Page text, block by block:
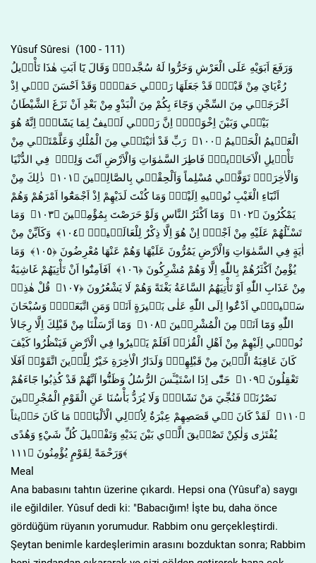
Yûsuf Sûresi (100 - 111)
وَرَفَعَ اَبَوَيْهِ عَلَى الْعَرْشِ وَخَرُّوا لَهُ سُجَّداًۚ وَقَالَ يَٓا اَبَتِ هٰذَا تَأْو۪يلُ
رُءْيَايَ مِنْ قَبْلُۘ قَدْ جَعَلَهَا رَبّ۪ي حَقاًّۜ وَقَدْ اَحْسَنَ ب۪ٓي اِذْ
اَخْرَجَن۪ي مِنَ السِّجْنِ وَجَٓاءَ بِكُمْ مِنَ الْبَدْوِ مِنْ بَعْدِ اَنْ نَزَغَ الشَّيْطَانُ
بَيْن۪ي وَبَيْنَ اِخْوَت۪يۜ اِنَّ رَبّ۪ي لَط۪يفٌ لِمَا يَشَٓاءُۜ اِنَّهُ هُوَ
الْعَل۪يمُ الْحَك۪يمُ ﴿١٠٠﴾ رَبِّ قَدْ اٰتَيْتَن۪ي مِنَ الْمُلْكِ وَعَلَّمْتَن۪ي مِنْ
تَأْو۪يلِ الْاَحَاد۪يثِۚ فَاطِرَ السَّمٰوَاتِ وَالْاَرْضِ اَنْتَ وَلِيّ۪ فِي الدُّنْيَا
وَالْاٰخِرَةِۚ تَوَفَّن۪ي مُسْلِماً وَاَلْحِقْن۪ي بِالصَّالِح۪ينَ ﴿١٠١﴾ ذٰلِكَ مِنْ
اَنْبَٓاءِ الْغَيْبِ نُوح۪يهِ اِلَيْكَۚ وَمَا كُنْتَ لَدَيْهِمْ اِذْ اَجْمَعُٓوا اَمْرَهُمْ وَهُمْ
يَمْكُرُونَ ﴿١٠٢﴾ وَمَٓا اَكْثَرُ النَّاسِ وَلَوْ حَرَصْتَ بِمُؤْمِن۪ينَ ﴿١٠٣﴾ وَمَا
تَسْـَٔلُهُمْ عَلَيْهِ مِنْ اَجْرٍۜ اِنْ هُوَ اِلَّا ذِكْرٌ لِلْعَالَم۪ينَ۟ ﴿١٠٤﴾ وَكَاَيِّنْ مِنْ
اٰيَةٍ فِي السَّمٰوَاتِ وَالْاَرْضِ يَمُرُّونَ عَلَيْهَا وَهُمْ عَنْهَا مُعْرِضُونَ ﴿١٠٥﴾ وَمَا
يُؤْمِنُ اَكْثَرُهُمْ بِاللّٰهِ اِلَّا وَهُمْ مُشْرِكُونَ ﴿١٠٦﴾ اَفَاَمِنُٓوا اَنْ تَأْتِيَهُمْ غَاشِيَةٌ
مِنْ عَذَابِ اللّٰهِ اَوْ تَأْتِيَهُمُ السَّاعَةُ بَغْتَةً وَهُمْ لَا يَشْعُرُونَ ﴿١٠٧﴾ قُلْ هٰذِه۪
سَب۪يل۪ٓي اَدْعُٓوا اِلَى اللّٰهِ عَلٰى بَص۪يرَةٍ اَنَا۬ وَمَنِ اتَّبَعَن۪يۜ وَسُبْحَانَ
اللّٰهِ وَمَٓا اَنَا۬ مِنَ الْمُشْرِك۪ينَ ﴿١٠٨﴾ وَمَٓا اَرْسَلْنَا مِنْ قَبْلِكَ اِلَّا رِجَالاً
نُوح۪ٓي اِلَيْهِمْ مِنْ اَهْلِ الْقُرٰىۜ اَفَلَمْ يَس۪يرُوا فِي الْاَرْضِ فَيَنْظُرُوا كَيْفَ
كَانَ عَاقِبَةُ الَّذ۪ينَ مِنْ قَبْلِهِمْۜ وَلَدَارُ الْاٰخِرَةِ خَيْرٌ لِلَّذ۪ينَ اتَّقَوْاۜ اَفَلَا
تَعْقِلُونَ ﴿١٠٩﴾ حَتّٰٓى اِذَا اسْتَيْـَٔسَ الرُّسُلُ وَظَنُّٓوا اَنَّهُمْ قَدْ كُذِبُوا جَٓاءَهُمْ
نَصْرُنَاۙ فَنُجِّيَ مَنْ نَشَٓاءُۜ وَلَا يُرَدُّ بَأْسُنَا عَنِ الْقَوْمِ الْمُجْرِم۪ينَ
﴿١١٠﴾ لَقَدْ كَانَ ف۪ي قَصَصِهِمْ عِبْرَةٌ لِاُو۬لِي الْاَلْبَابِۜ مَا كَانَ حَد۪يثاً
يُفْتَرٰى وَلٰكِنْ تَصْد۪يقَ الَّذ۪ي بَيْنَ يَدَيْهِ وَتَفْص۪يلَ كُلِّ شَيْءٍ وَهُدًى
وَرَحْمَةً لِقَوْمٍ يُؤْمِنُونَ ﴿١١١﴾
Meal
Ana babasını tahtın üzerine çıkardı. Hepsi ona (Yûsuf'a) saygı
ile eğildiler. Yûsuf dedi ki: "Babacığım! İşte bu, daha önce
gördüğüm rüyanın yorumudur. Rabbim onu gerçekleştirdi.
Şeytan benimle kardeşlerimin arasını bozduktan sonra; Rabbim